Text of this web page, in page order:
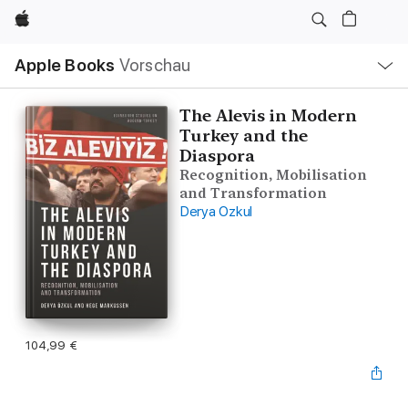
Apple
Apple Books Vorschau
Navigation
Menü
öffnen
The Alevis in Modern
Turkey and the
Diaspora
Recognition, Mobilisation
and Transformation
Derya Ozkul
104,99 €